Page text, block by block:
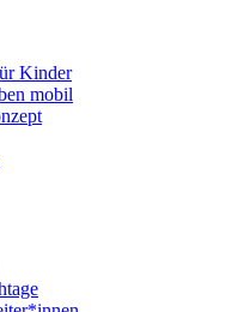
Kinder
mobil